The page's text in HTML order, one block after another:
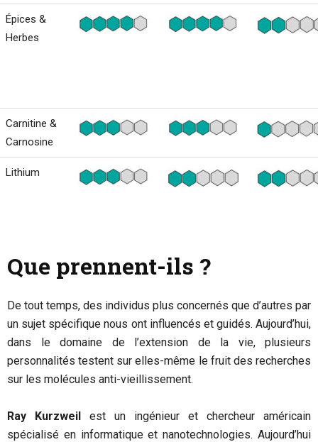
Épices &
Herbes
Carnitine &
Carnosine
Lithium
Que prennent-ils ?
De tout temps, des individus plus concernés que d’autres par
un sujet spécifique nous ont influencés et guidés. Aujourd’hui,
dans le domaine de l’extension de la vie, plusieurs
personnalités testent sur elles-même le fruit des recherches
sur les molécules anti-vieillissement.
Ray Kurzweil est un ingénieur et chercheur américain
spécialisé en informatique et nanotechnologies. Aujourd’hui